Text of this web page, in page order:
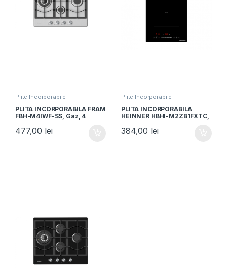
Plite Incorporabile
PLITA INCORPORABILA FRAM
FBH-M4IWF-SS, Gaz, 4
Gratar fonta, Wok,
Aprindere electrica, Inox
477,00 lei
Plite Incorporabile
PLITA INCORPORABILA
HEINNER HBHI-M2ZB1FXTC,
Latime 30cm, Bridge, Boost,
Control Touch, Timer, Sticla
384,00 lei